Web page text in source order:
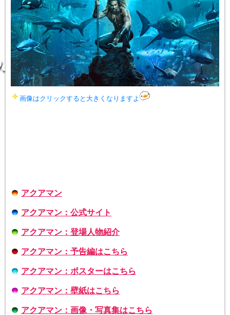
画像はクリックすると大きくなりますよ
アクアマン
アクアマン：公式サイト
アクアマン：登場人物紹介
アクアマン：予告編はこちら
アクアマン：ポスターはこちら
アクアマン：壁紙はこちら
アクアマン：画像・写真集はこちら